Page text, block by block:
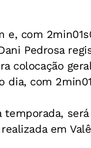
com
Pedrosa
colocação
dia, com
em